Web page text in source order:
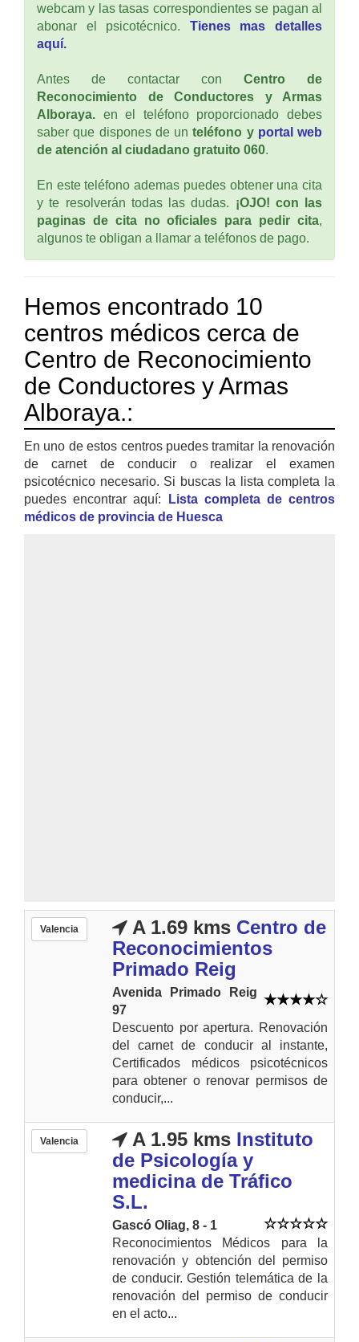
webcam y las tasas correspondientes se pagan al
abonar el psicotécnico. Tienes mas detalles
aquí.
Antes de contactar con Centro de
Reconocimiento de Conductores y Armas
Alboraya. en el teléfono proporcionado debes
saber que dispones de unteléfono y portal web
de atención al ciudadano gratuito 060.
En este teléfono ademas puedes obtener una cita
y te resolverán todas las dudas. ¡OJO! con las
paginas de cita no oficiales para pedir cita,
algunos te obligan a llamar a teléfonos de pago.
Hemos encontrado 10
centros médicos cerca de
Centro de Reconocimiento
de Conductores y Armas
Alboraya.:
En uno de estos centros puedes tramitar la renovación
de carnet de conducir o realizar el examen
psicotécnico necesario. Si buscas la lista completa la
puedes encontrar aquí:
Lista completa de centros
médicos de provincia de Huesca
Valencia A 1.69 kms Centro de
Reconocimientos
Primado Reig
Avenida Primado Reig
97
Descuento por apertura. Renovación
del carnet de conducir al instante,
Certificados médicos psicotécnicos
para obtener o renovar permisos de
conducir,...
Valencia A 1.95 kms Instituto
de Psicología y
medicina de Tráfico
S.L.
Gascó Oliag, 8 - 1
Reconocimientos Médicos para la
renovación y obtención del permiso
de conducir. Gestión telemática de la
renovación del permiso de conducir
en el acto...